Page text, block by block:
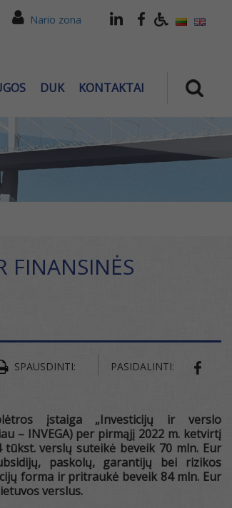
Nario zona
DUK KONTAKTAI
FINANSINĖS
SPAUSDINTI: PASIDALINTI:
įstaiga „Investicijų ir verslo
– INVEGA) per pirmąjį 2022 m. ketvirtį
tūkst. verslų suteikė beveik 70 mln. Eur
paskolų, garantijų bei rizikos
forma ir pritraukė beveik 84 mln. Eur
verslus.